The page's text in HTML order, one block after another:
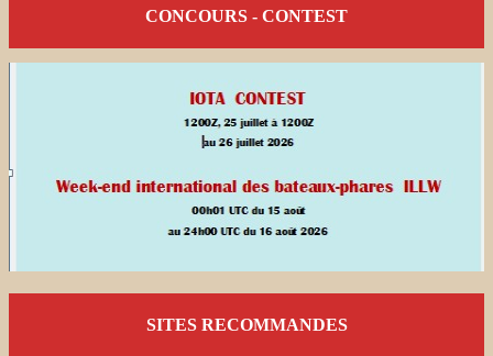
CONCOURS - CONTEST
SITES RECOMMANDES